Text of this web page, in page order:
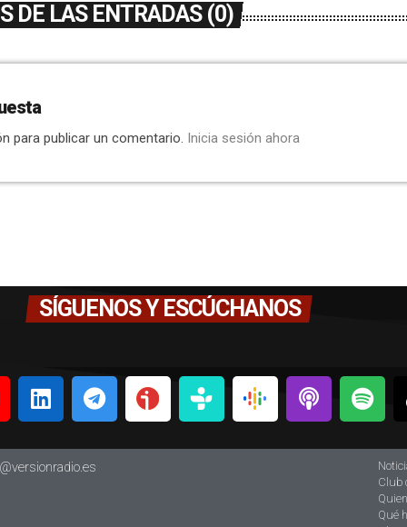
DE LAS ENTRADAS (0)
para publicar un comentario. Inicia sesión ahora
SÍGUENOS Y ESCÚCHANOS
Club
Qué